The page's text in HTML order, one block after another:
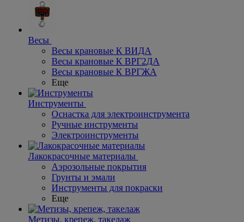
Весы
Весы крановые К ВИДА
Весы крановые К ВРГ2ДА
Весы крановые К ВРГЖА
Еще
Инструменты
Оснастка для электроинструмента
Ручные инструменты
Электроинструменты
Лакокрасочные материалы
Аэрозольные покрытия
Грунты и эмали
Инструменты для покраски
Еще
Метизы, крепеж, такелаж